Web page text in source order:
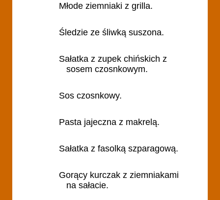
Młode ziemniaki z grilla.
Śledzie ze śliwką suszona.
Sałatka z zupek chińskich z
sosem czosnkowym.
Sos czosnkowy.
Pasta jajeczna z makrelą.
Sałatka z fasolką szparagową.
Gorący kurczak z ziemniakami
na sałacie.